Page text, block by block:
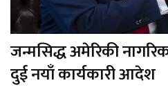
जन्मसिद्ध अमेरिकी
दुई नयाँ कार्यकारी आदेश